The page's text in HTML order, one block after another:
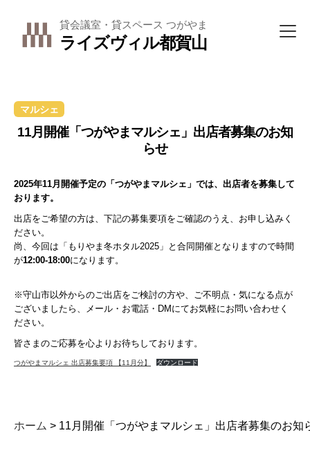
貸会議室・貸スペース つがやま
ライズヴィル都賀山
マルシェ
11月開催「つがやまマルシェ」出店者募集のお知
らせ
2025年11月開催予定の「つがやまマルシェ」では、出店者を募集して
おります。
出店をご希望の方は、下記の募集要項をご確認のうえ、お申し込みく
ださい。
尚、今回は「もりやま冬ホタル2025」と合同開催となりますので時間
が12:00-18:00になります。
※守山市以外からのご出店をご検討の方や、ご不明点・気になる点が
ございましたら、メール・お電話・DMにてお気軽にお問い合わせく
ださい。
皆さまのご応募を心よりお待ちしております。
つがやまマルシェ 出店募集要項 【11月分】 ダウンロード
ホーム > 11月開催「つがやまマルシェ」出店者募集のお知